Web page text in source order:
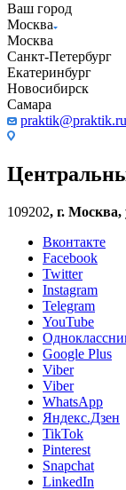
Ваш город
Москва
Москва
Санкт-Петербург
Екатеринбург
Новосибирск
Самара
praktik@praktik.ru
109202, г. Москва,
Вконтакте
Facebook
Twitter
Instagram
Telegram
YouTube
Google Plus
Viber
Viber
WhatsApp
Яндекс.Дзен
TikTok
Pinterest
Snapchat
LinkedIn